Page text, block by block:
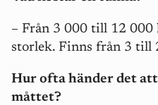
– Från 3 000 till 12 000
storlek. Finns från 3 till
Hur ofta händer det
måttet?